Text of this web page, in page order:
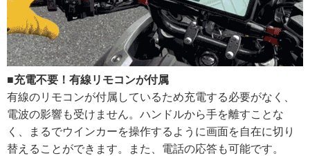
■充電不要！有線リモコンが付属
有線のリモコンが付属しているため充電する必要がなく、
電波の影響も受けません。ハンドルから手を離すことな
く、まるでウインカーを操作するように画面を自在に切り
替えることができます。また、電話の応答も可能です。